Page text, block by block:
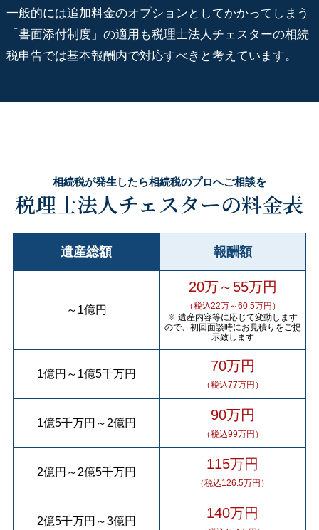
一般的には追加料金のオプションとしてかかってしまう
「書面添付制度」の適用も税理士法人チェスターの相続
税申告では基本報酬内で対応すべきと考えています。
相続税が発生したら相続税のプロへご相談を
税理士法人チェスターの料金表
遺産総額 報酬額
～ 1億円
20万～55万円
（税込22万～60.5万円）
※ 遺産内容等に応じて変動します
ので、初回面談時にお見積りをご提
示致します
1億円 ～ 1億5千万円 70万円
（税込77万円）
1億5千万円 ～ 2億円 90万円
（税込99万円）
2億円 ～ 2億5千万円 115万円
（税込126.5万円）
2億5千万円 ～3億円 140万円